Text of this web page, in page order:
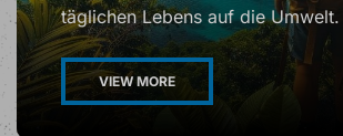
täglichen Lebens auf die Umwelt.
VIEW MORE